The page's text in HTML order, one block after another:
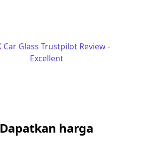
Dapatkan harga